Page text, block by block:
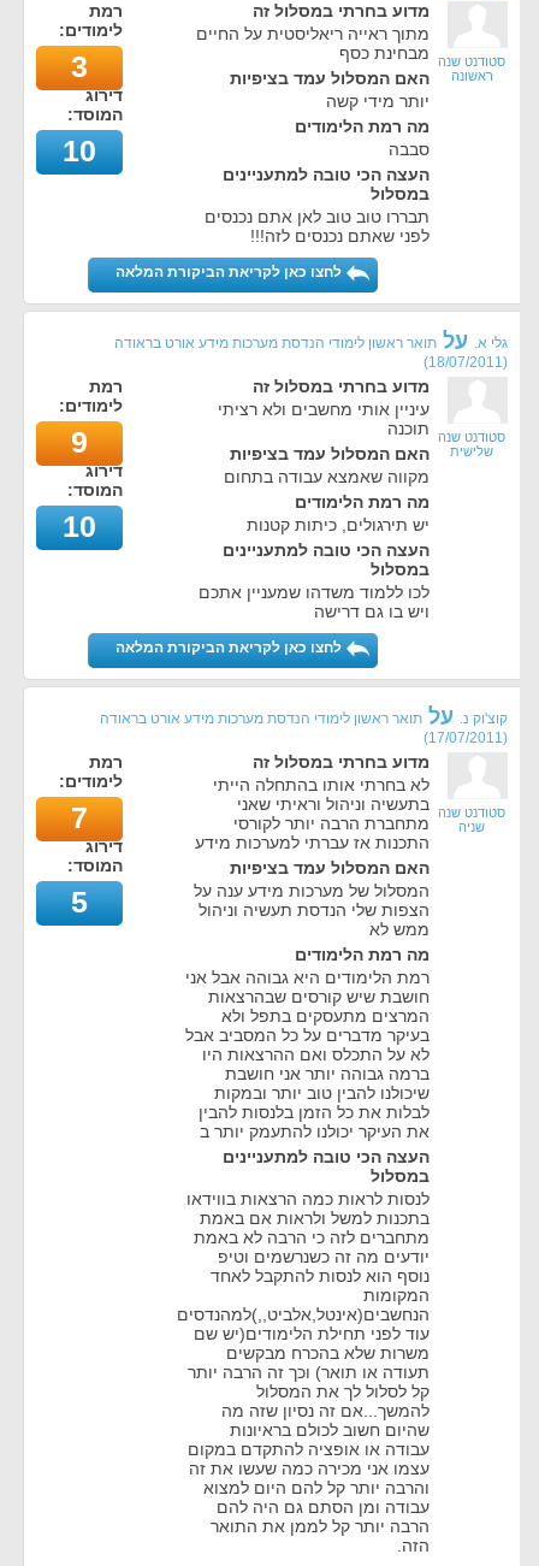
סטודנט שנה
ראשונה
מדוע בחרתי במסלול זה
מתוך ראייה ריאליסטית על החיים
מבחינת כסף
האם המסלול עמד בציפיות
יותר מידי קשה
מה רמת הלימודים
סבבה
העצה הכי טובה למתעניינים
במסלול
תבררו טוב טוב לאן אתם נכנסים
לפני שאתם נכנסים לזה!!!
רמת
לימודים:
3
דירוג
המוסד:
10
לחצו כאן לקריאת הביקורת המלאה
גלי א. על תואר ראשון לימודי הנדסת מערכות מידע אורט בראודה
(
18/07/2011
)
סטודנט שנה
שלישית
מדוע בחרתי במסלול זה
עיניין אותי מחשבים ולא רציתי
תוכנה
האם המסלול עמד בציפיות
מקווה שאמצא עבודה בתחום
מה רמת הלימודים
יש תירגולים, כיתות קטנות
העצה הכי טובה למתעניינים
במסלול
לכו ללמוד משדהו שמעניין אתכם
ויש בו גם דרישה
רמת
לימודים:
9
דירוג
המוסד:
10
לחצו כאן לקריאת הביקורת המלאה
קוצ'וק נ. על תואר ראשון לימודי הנדסת מערכות מידע אורט בראודה
(
17/07/2011
)
סטודנט שנה
שניה
מדוע בחרתי במסלול זה
לא בחרתי אותו בהתחלה הייתי
בתעשיה וניהול וראיתי שאני
מתחברת הרבה יותר לקורסי
התכנות אז עברתי למערכות מידע
האם המסלול עמד בציפיות
המסלול של מערכות מידע ענה על
הצפות שלי הנדסת תעשיה וניהול
ממש לא
מה רמת הלימודים
רמת הלימודים היא גבוהה אבל אני
חושבת שיש קורסים שבהרצאות
המרצים מתעסקים בתפל ולא
בעיקר מדברים על כל המסביב אבל
לא על התכלס ואם ההרצאות היו
ברמה גבוהה יותר אני חושבת
שיכולנו להבין טוב יותר ובמקות
לבלות את כל הזמן בלנסות להבין
את העיקר יכולנו להתעמק יותר ב
העצה הכי טובה למתעניינים
במסלול
לנסות לראות כמה הרצאות בווידאו
בתכנות למשל ולראות אם באמת
מתחברים לזה כי הרבה לא באמת
יודעים מה זה כשנרשמים וטיפ
נוסף הוא לנסות להתקבל לאחד
המקומות
הנחשבים(אינטל,אלביט,,)למהנדסים
עוד לפני תחילת הלימודים(יש שם
משרות שלא בהכרח מבקשים
תעודה או תואר) וכך זה הרבה יותר
קל לסלול לך את המסלול
להמשך...אם זה נסיון שזה מה
שהיום חשוב לכולם בראיונות
עבודה או אופציה להתקדם במקום
עצמו אני מכירה כמה שעשו את זה
והרבה יותר קל להם היום למצוא
עבודה ומן הסתם גם היה להם
הרבה יותר קל לממן את התואר
הזה.
רמת
לימודים:
7
דירוג
המוסד:
5